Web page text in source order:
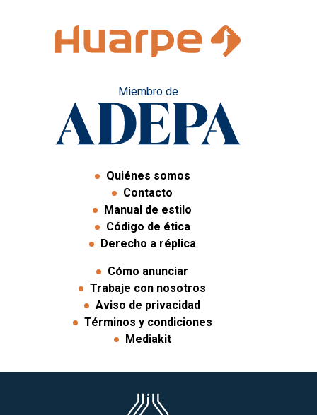
Miembro de
Quiénes somos
Contacto
Manual de estilo
Código de ética
Derecho a réplica
Cómo anunciar
Trabaje con nosotros
Aviso de privacidad
Términos y condiciones
Mediakit